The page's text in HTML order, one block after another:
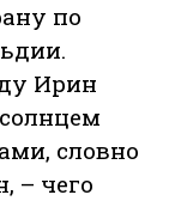
по
Ирин
словно
– чего